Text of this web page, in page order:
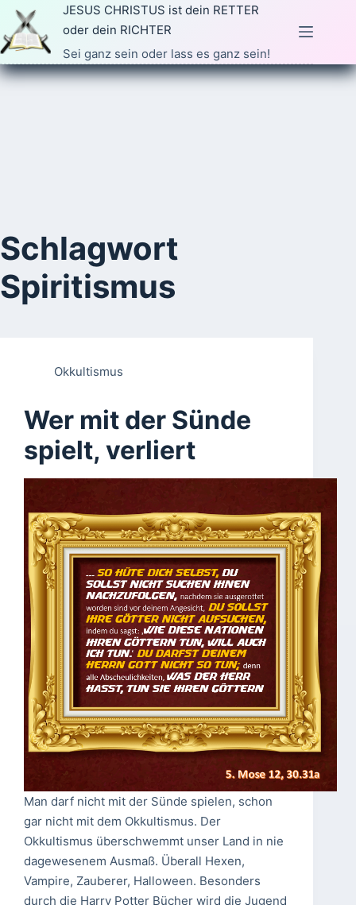
Zum
Inhalt
springen
JESUS CHRISTUS ist dein RETTER
oder dein RICHTER
Sei ganz sein oder lass es ganz sein!
Schlagwort
Spiritismus
Okkultismus
Wer mit der Sünde
spielt, verliert
Man darf nicht mit der Sünde spielen, schon
gar nicht mit dem Okkultismus. Der
Okkultismus überschwemmt unser Land in nie
dagewesenem Ausmaß. Überall Hexen,
Vampire, Zauberer, Halloween. Besonders
durch die Harry Potter Bücher wird die Jugend